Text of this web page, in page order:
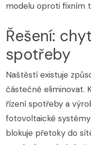
modelu oproti fixním
Řešení:
spotřeby
Naštěstí existuje
částečně eliminovat.
řízení spotřeby a
fotovoltaické
blokuje přetoky do